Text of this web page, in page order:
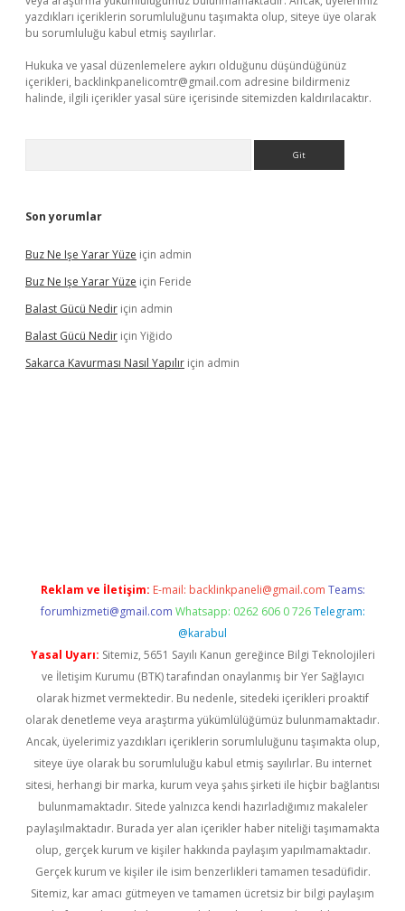
yazdıkları içeriklerin sorumluluğunu taşımakta olup, siteye üye olarak
bu sorumluluğu kabul etmiş sayılırlar.
Hukuka ve yasal düzenlemelere aykırı olduğunu düşündüğünüz
içerikleri, backlinkpanelicomtr@gmail.com adresine bildirmeniz
halinde, ilgili içerikler yasal süre içerisinde sitemizden kaldırılacaktır.
Son yorumlar
Buz Ne Işe Yarar Yüze için admin
Buz Ne Işe Yarar Yüze için Feride
Balast Gücü Nedir için admin
Balast Gücü Nedir için Yiğido
Sakarca Kavurması Nasıl Yapılır için admin
Reklam ve İletişim: E-mail: backlinkpaneli@gmail.com Teams:
forumhizmeti@gmail.com Whatsapp: 0262 606 0 726 Telegram:
@karabul
Yasal Uyarı: Sitemiz, 5651 Sayılı Kanun gereğince Bilgi Teknolojileri
ve İletişim Kurumu (BTK) tarafından onaylanmış bir Yer Sağlayıcı
olarak hizmet vermektedir. Bu nedenle, sitedeki içerikleri proaktif
olarak denetleme veya araştırma yükümlülüğümüz bulunmamaktadır.
Ancak, üyelerimiz yazdıkları içeriklerin sorumluluğunu taşımakta olup,
siteye üye olarak bu sorumluluğu kabul etmiş sayılırlar. Bu internet
sitesi, herhangi bir marka, kurum veya şahıs şirketi ile hiçbir bağlantısı
bulunmamaktadır. Sitede yalnızca kendi hazırladığımız makaleler
paylaşılmaktadır. Burada yer alan içerikler haber niteliği taşımamakta
olup, gerçek kurum ve kişiler hakkında paylaşım yapılmamaktadır.
Gerçek kurum ve kişiler ile isim benzerlikleri tamamen tesadüfidir.
Sitemiz, kar amacı gütmeyen ve tamamen ücretsiz bir bilgi paylaşım